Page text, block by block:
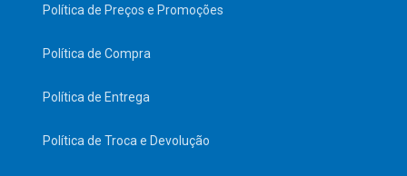
Política de Preços e Promoções
Política de Compra
Política de Entrega
Política de Troca e Devolução